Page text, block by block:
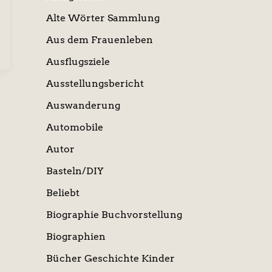
Alte Wörter Sammlung
Aus dem Frauenleben
Ausflugsziele
Ausstellungsbericht
Auswanderung
Automobile
Autor
Basteln/DIY
Beliebt
Biographie Buchvorstellung
Biographien
Bücher Geschichte Kinder